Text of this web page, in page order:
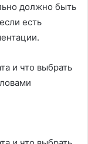
должно быть
есть